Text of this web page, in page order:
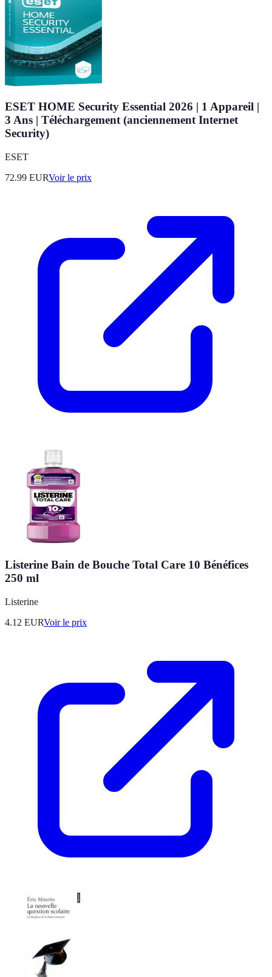
ESET HOME Security Essential 2026 | 1 Appareil |
3 Ans | Téléchargement (anciennement Internet
Security)
ESET
72.99 EURVoir le prix
Listerine Bain de Bouche Total Care 10 Bénéfices
250 ml
Listerine
4.12 EURVoir le prix